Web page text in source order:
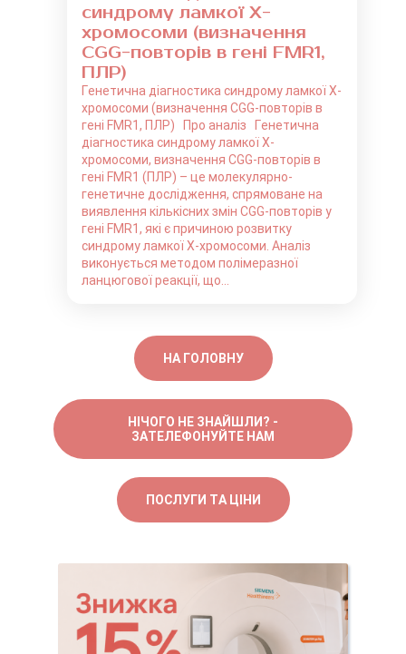
синдрому ламкої Х-
хромосоми (визначення
CGG-повторів в гені FMR1,
ПЛР)
Генетична діагностика синдрому ламкої Х-
хромосоми (визначення CGG-повторів в
гені FMR1, ПЛР) Про аналіз Генетична
діагностика синдрому ламкої Х-
хромосоми, визначення CGG-повторів в
гені FMR1 (ПЛР) – це молекулярно-
генетичне дослідження, спрямоване на
виявлення кількісних змін CGG-повторів у
гені FMR1, які є причиною розвитку
синдрому ламкої Х-хромосоми. Аналіз
виконується методом полімеразної
ланцюгової реакції, що...
НА ГОЛОВНУ
НІЧОГО НЕ ЗНАЙШЛИ? -
ЗАТЕЛЕФОНУЙТЕ НАМ
ПОСЛУГИ ТА ЦІНИ